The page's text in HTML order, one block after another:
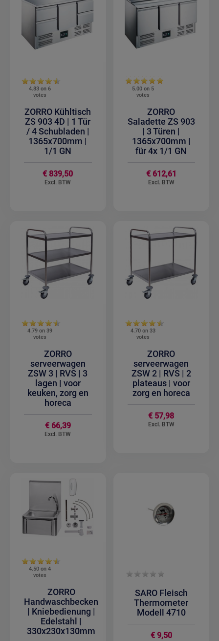
4.83 on 6
votes
ZORRO Kühltisch
ZS 903 4D | 1 Tür
/ 4 Schubladen |
1365x700mm |
1/1 GN
€ 839,50
5.00 on 5
votes
ZORRO
Saladette ZS 903
| 3 Türen |
1365x700mm |
für 4x 1/1 GN
€ 612,61
4.79 on 39
votes
ZORRO
serveerwagen
ZSW 3 | RVS | 3
lagen | voor
keuken, zorg en
horeca
€ 66,39
4.70 on33
votes
ZORRO
serveerwagen
ZSW 2 | RVS | 2
plateaus | voor
zorg en horeca
€ 57,98
4.50 on 4
votes
ZORRO
Handwaschbecken
| Kniebedienung |
Edelstahl |
330x230x130mm
SARO Fleisch
Thermometer
Modell 4710
€ 9,50